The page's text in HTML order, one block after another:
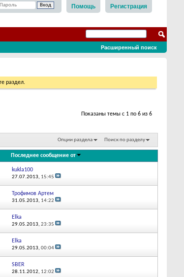
Регистрация
Помощь
Расширенный поиск
раздел.
Показаны темы с 1 по 6 из 6
Опции раздела Поиск по разделу
Последнее сообщение от
kukla100
27.07.2013, 15:45
Трофимов Артем
31.05.2013, 14:22
Elka
29.05.2013, 23:35
Elka
29.05.2013, 00:04
SBER
28.11.2012, 12:02